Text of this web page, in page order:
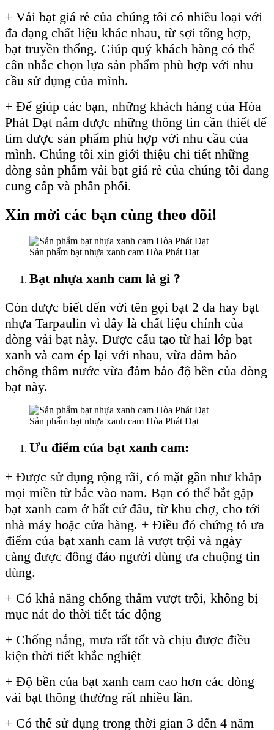
+ Vải bạt giá rẻ của chúng tôi có nhiều loại với
đa dạng chất liệu khác nhau, từ sợi tổng hợp,
bạt truyền thống. Giúp quý khách hàng có thể
cân nhắc chọn lựa sản phẩm phù hợp với nhu
cầu sử dụng của mình.
+ Để giúp các bạn, những khách hàng của Hòa
Phát Đạt nắm được những thông tin cần thiết để
tìm được sản phẩm phù hợp với nhu cầu của
mình. Chúng tôi xin giới thiệu chi tiết những
dòng sản phẩm vải bạt giá rẻ của chúng tôi đang
cung cấp và phân phối.
Xin mời các bạn cùng theo dõi!
Sản phẩm bạt nhựa xanh cam Hòa Phát Đạt
Bạt nhựa xanh cam là gì ?
Còn được biết đến với tên gọi bạt 2 da hay bạt
nhựa Tarpaulin vì đây là chất liệu chính của
dòng vải bạt này. Được cấu tạo từ hai lớp bạt
xanh và cam ép lại với nhau, vừa đảm bảo
chống thấm nước vừa đảm bảo độ bền của dòng
bạt này.
Sản phẩm bạt nhựa xanh cam Hòa Phát Đạt
Ưu điểm của bạt xanh cam:
+ Được sử dụng rộng rãi, có mặt gần như khắp
mọi miền từ bắc vào nam. Bạn có thể bắt gặp
bạt xanh cam ở bất cứ đâu, từ khu chợ, cho tới
nhà máy hoặc cửa hàng. + Điều đó chứng tỏ ưa
điểm của bạt xanh cam là vượt trội và ngày
càng được đông đảo người dùng ưa chuộng tin
dùng.
+ Có khả năng chống thấm vượt trội, không bị
mục nát do thời tiết tác động
+ Chống nắng, mưa rất tốt và chịu được điều
kiện thời tiết khắc nghiệt
+ Độ bền của bạt xanh cam cao hơn các dòng
vải bạt thông thường rất nhiều lần.
+ Có thể sử dụng trong thời gian 3 đến 4 năm